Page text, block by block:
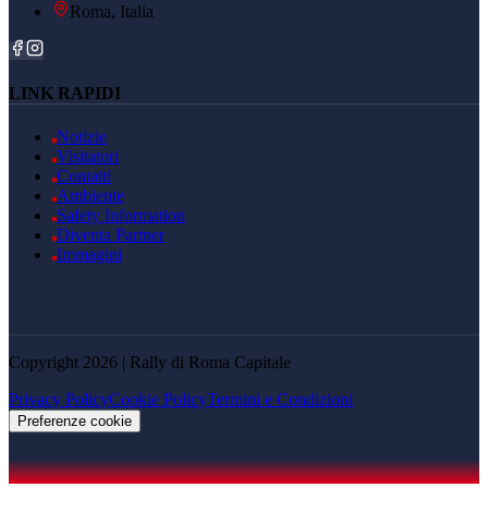
Roma, Italia
LINK RAPIDI
Notizie
Visitatori
Contatti
Ambiente
Safety Information
Diventa Partner
Immagini
Copyright 2026 | Rally di Roma Capitale
Privacy PolicyCookie PolicyTermini e Condizioni
Preferenze cookie